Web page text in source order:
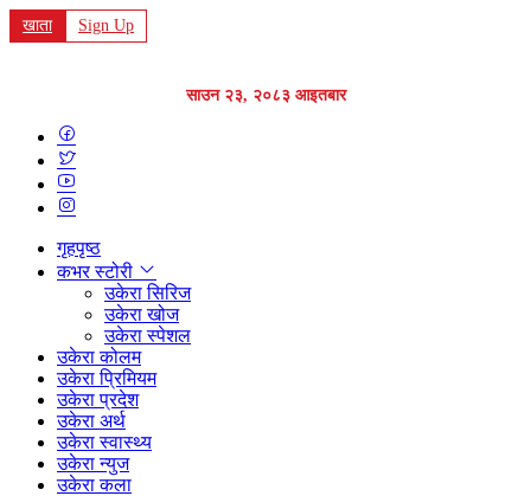
खाता Sign Up
साउन २३, २०८३ आइतबार
गृहपृष्ठ
कभर स्टोरी
उकेरा सिरिज
उकेरा खोज
उकेरा स्पेशल
उकेरा कोलम
उकेरा प्रिमियम
उकेरा प्रदेश
उकेरा अर्थ
उकेरा स्वास्थ्य
उकेरा न्युज
उकेरा कला